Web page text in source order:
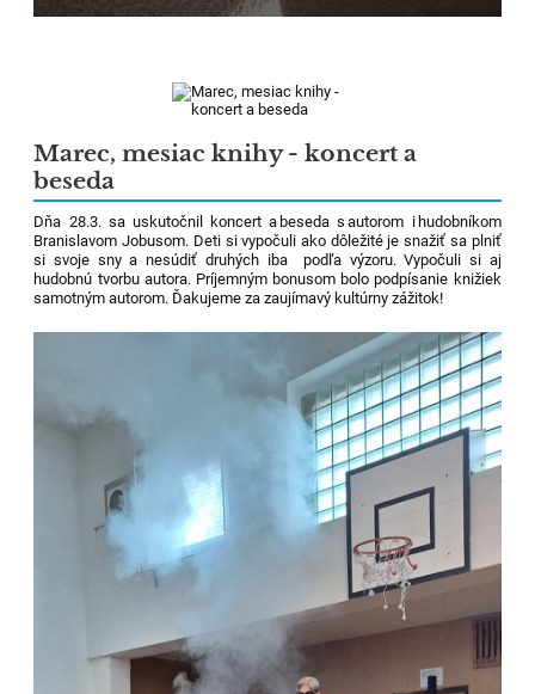
Marec, mesiac knihy - koncert a
beseda
Dňa 28.3. sa uskutočnil koncert a beseda s autorom i hudobníkom
BranislavomJobusom. Deti si vypočuli ako dôležité je snažiť sa plniť
sisvoje sny a nesúdiť druhých iba podľa výzoru. Vypočuli si aj
hudobnú tvorbu autora. Príjemným bonusom bolo podpísanie knižiek
samotným autorom. Ďakujeme za zaujímavý kultúrny zážitok!